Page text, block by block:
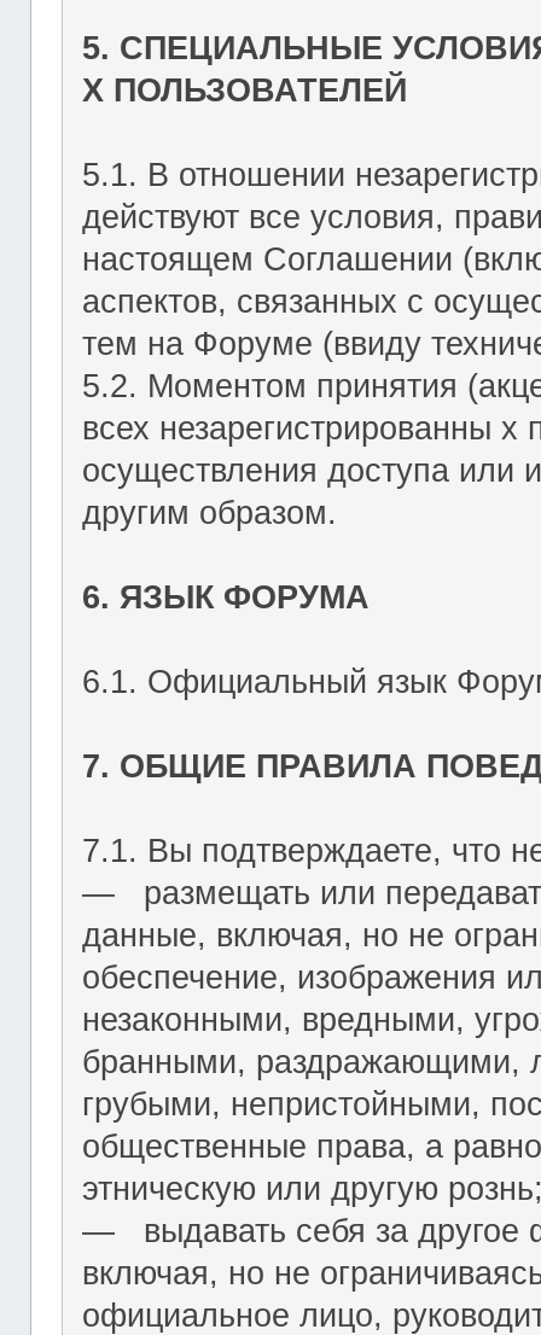
5. СПЕЦИАЛЬНЫЕ
Х ПОЛЬЗОВАТЕЛЕЙ
5.1. В отношении
действуют все условия,
настоящем Соглашении
аспектов, связанных с
тем на Форуме (ввиду
5.2. Моментом принятия
всех незарегистрированны х
осуществления доступа
другим образом.
6. ЯЗЫК ФОРУМА
6.1. Официальный язык
7. ОБЩИЕ ПРАВИЛА
7.1. Вы подтверждаете, что
― размещать или
данные, включая, но не
обеспечение, изображения
незаконными, вредными,
бранными, раздражающими,
грубыми, непристойными,
общественные права, а
этническую или другую
― выдавать себя за другое
включая, но не
официальное лицо,